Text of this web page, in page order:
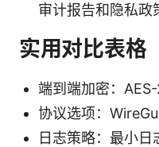
审计报告和隐私政
实用对比表格
端到端加密：
协议选项：
日志策略：最小日